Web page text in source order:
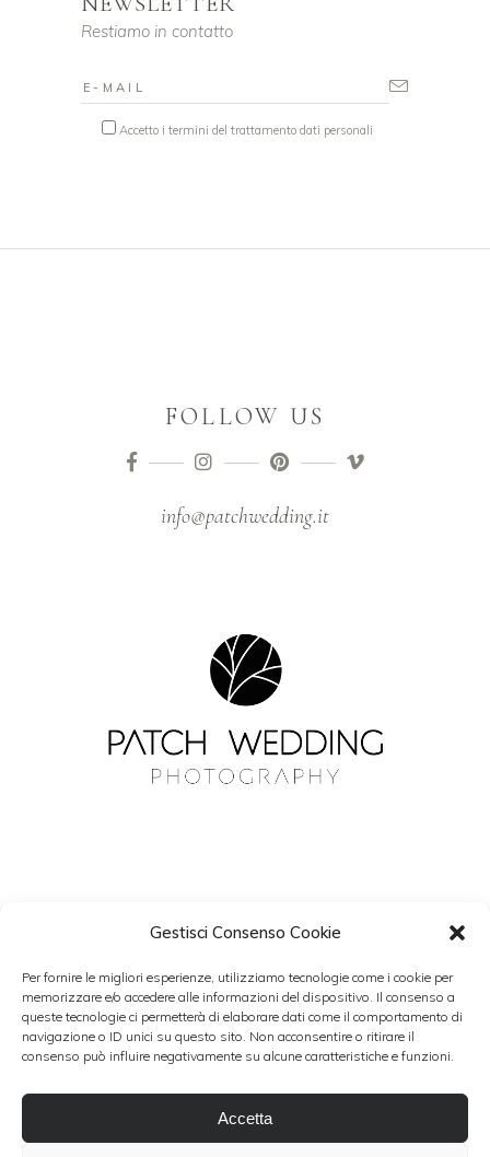
Gestisci Consenso Cookie
Per fornire le migliori esperienze, utilizziamo tecnologie come i cookie per
memorizzare e/o accedere alle informazioni del dispositivo. Il consenso a
queste tecnologie ci permetterà di elaborare dati come il comportamento di
navigazione o ID unici su questo sito. Non acconsentire o ritirare il
consenso può influire negativamente su alcune caratteristiche e funzioni.
Accetta
Restiamo in contatto
Accetto i termini del trattamento dati personali
FOLLOW US
info@patchwedding.it
Resta aggiornato con Patch Wedding.